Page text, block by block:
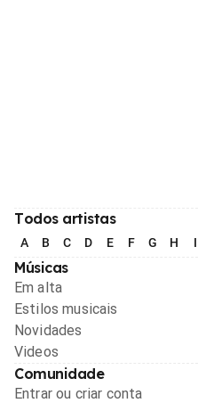
Todos artistas
A B C D E F G H I
Músicas
Em alta
Estilos musicais
Novidades
Videos
Comunidade
Entrar ou criar conta